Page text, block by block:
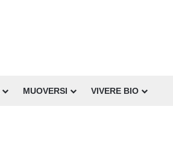
MUOVERSI VIVERE BIO